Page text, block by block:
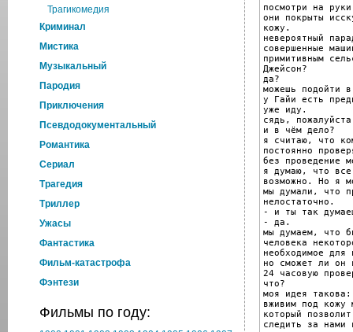
Трагикомедия
Криминал
Мистика
Музыкальный
Пародия
Приключения
Псевдодокументальный
Романтика
Cериал
Трагедия
Триллер
Ужасы
Фантастика
Фильм-катастрофа
Фэнтези
Фильмы по году:
посмотри на
они покрыты
кожу.
невероятный
совершенные
примитивным
Джейсон?
да?
можешь подойти
у Гайи есть
уже иду.
сядь,
и в чём дело?
я считаю, что
постоянно
без проведение
я думаю, что все
возможно. Но я
мы думали, что
нелостаточно.
- и ты так
- да.
мы думаем, что
человека
необходимое для
но сможет ли он
24 часовую
что?
моя идея такова:
вживим под кожу
который
следить за нами